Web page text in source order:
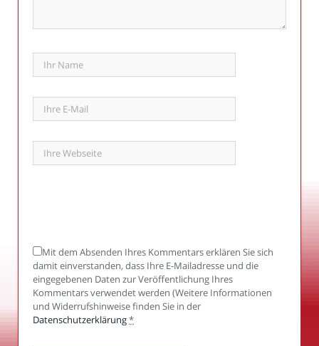
Mit dem Absenden Ihres Kommentars erklären Sie sich
damit einverstanden, dass Ihre E-Mailadresse und die
eingegebenen Daten zur Veröffentlichung Ihres
Kommentars verwendet werden (Weitere Informationen
und Widerrufshinweise finden Sie in der
Datenschutzerklärung*